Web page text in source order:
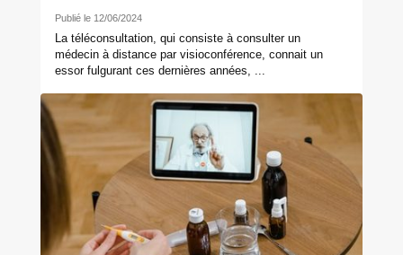
Publié le 12/06/2024
La téléconsultation, qui consiste à consulter un
médecin à distance par visioconférence, connait un
essor fulgurant ces dernières années, ...